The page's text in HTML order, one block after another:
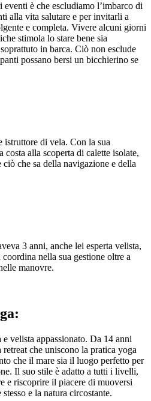
è che escludiamo l’imbarco di
alla vita salutare e per invitarli a
e completa. Vivere alcuni giorni
stimola lo stare bene sia
in barca. Ciò non esclude
possano bersi un bicchierino se
istruttore di vela. Con la sua
alla scoperta di calette isolate,
ciò che sa della navigazione e della
3 anni, anche lei esperta velista,
nella sua gestione oltre a
manovre.
velista appassionato. Da 14 anni
che uniscono la pratica yoga
che il mare sia il luogo perfetto per
Il suo stile è adatto a tutti i livelli,
e riscoprire il piacere di muoversi
e la natura circostante.